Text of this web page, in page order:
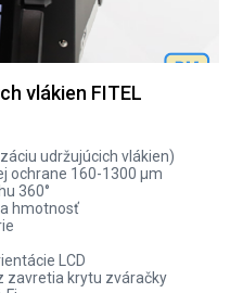
vlákien FITEL
udržujúcich vlákien)
ochrane 160-1300 µm
360°
hmotnosť
LCD
zavretia krytu zváračky